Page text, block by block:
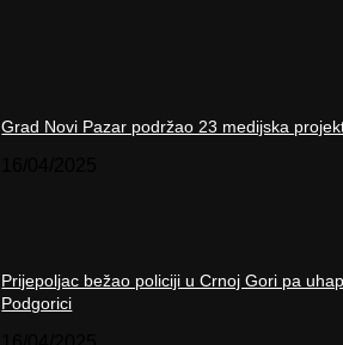
Grad Novi Pazar podržao 23 medijska
Prijepoljac bežao policiji u Crnoj Gori pa
Podgorici